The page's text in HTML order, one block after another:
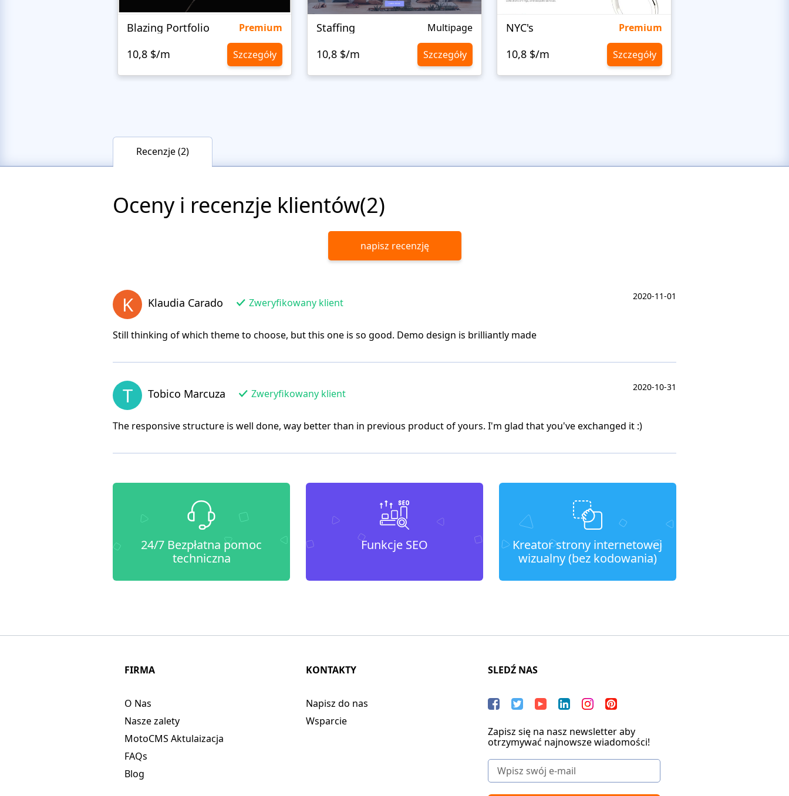
Blazing Portfolio Premium
10,8 $/m Szczegóły
Staffing Multipage
10,8 $/m Szczegóły
NYC's Premium
10,8 $/m Szczegóły
Recenzje (2)
Oceny i recenzje klientów(2)
napisz recenzję
K Klaudia Carado Zweryfikowany klient
2020-11-01
Still thinking of which theme to choose, but this one is so good. Demo design is brilliantly made
T Tobico Marcuza Zweryfikowany klient
2020-10-31
The responsive structure is well done, way better than in previous product of yours. I'm glad that you've exchanged it :)
24/7 Bezpłatna pomoc
techniczna
Funkcje SEO
Kreator strony internetowej
wizualny (bez kodowania)
FIRMA
O Nas
Nasze zalety
MotoCMS Aktulaizacja
FAQs
Blog
KONTAKTY
Napisz do nas
Wsparcie
SLEDŹ NAS
Zapisz się na nasz newsletter aby
otrzymywać najnowsze wiadomości!